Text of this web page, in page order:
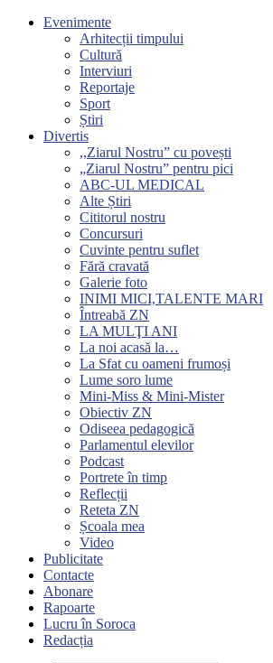
Evenimente
Arhitecții timpului
Cultură
Interviuri
Reportaje
Sport
Știri
Divertis
,,Ziarul Nostru” cu povești
„Ziarul Nostru” pentru pici
ABC-UL MEDICAL
Alte Știri
Cititorul nostru
Concursuri
Cuvinte pentru suflet
Fără cravată
Galerie foto
INIMI MICI,TALENTE MARI
Întreabă ZN
LA MULŢI ANI
La noi acasă la…
La Sfat cu oameni frumoși
Lume soro lume
Mini-Miss & Mini-Mister
Obiectiv ZN
Odiseea pedagogică
Parlamentul elevilor
Podcast
Portrete în timp
Reflecții
Reteta ZN
Școala mea
Video
Publicitate
Contacte
Abonare
Rapoarte
Lucru în Soroca
Redacția